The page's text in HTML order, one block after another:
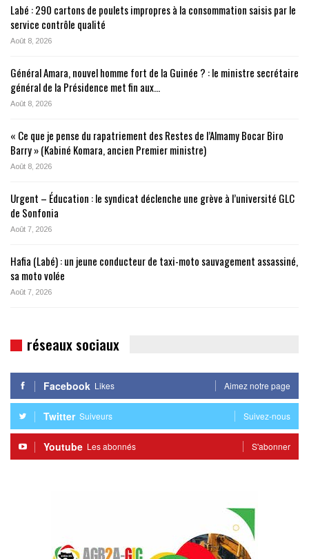
Labé : 290 cartons de poulets impropres à la consommation saisis par le
service contrôle qualité
Août 8, 2026
Général Amara, nouvel homme fort de la Guinée ? : le ministre secrétaire
général de la Présidence met fin aux…
Août 8, 2026
« Ce que je pense du rapatriement des Restes de l’Almamy Bocar Biro
Barry » (Kabiné Komara, ancien Premier ministre)
Août 8, 2026
Urgent – Éducation : le syndicat déclenche une grève à l’université GLC
de Sonfonia
Août 7, 2026
Hafia (Labé) : un jeune conducteur de taxi-moto sauvagement assassiné,
sa moto volée
Août 7, 2026
réseaux sociaux
Facebook Likes Aimez notre page
Twitter Suiveurs Suivez-nous
Youtube Les abonnés S'abonner